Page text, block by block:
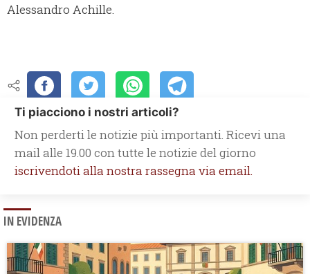
Alessandro Achille.
Ti piacciono i nostri articoli?
Non perderti le notizie più importanti. Ricevi una
mail alle 19.00 con tutte le notizie del giorno
iscrivendoti alla nostra rassegna via email.
IN EVIDENZA